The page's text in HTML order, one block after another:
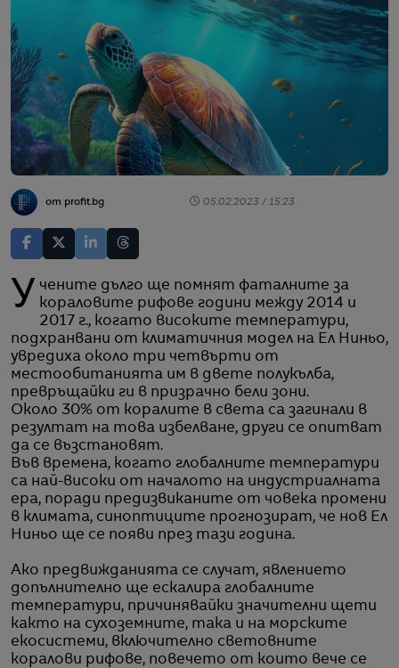
от profit.bg 05.02.2023 / 15:23
Учените дълго ще помнят фаталните за
кораловите рифове години между 2014 и
2017 г., когато високите температури,
подхранвани от климатичния модел на Ел Ниньо,
увредиха около три четвърти от
местообитанията им в двете полукълба,
превръщайки ги в призрачно бели зони.
Около 30% от коралите в света са загинали в
резултат на това избелване, други се опитват
да се възстановят.
Във времена, когато глобалните температури
са най-високи от началото на индустриалната
ера, поради предизвиканите от човека промени
в климата, синоптиците прогнозират, че нов Ел
Ниньо ще се появи през тази година.
Ако предвижданията се случат, явлението
допълнително ще ескалира глобалните
температури, причинявайки значителни щети
както на сухоземните, така и на морските
екосистеми, включително световните
коралови рифове, повечето от които вече се